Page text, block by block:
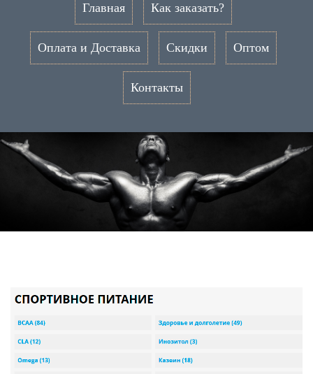
Главная Как заказать?
Оплата и Доставка Скидки Оптом
Контакты